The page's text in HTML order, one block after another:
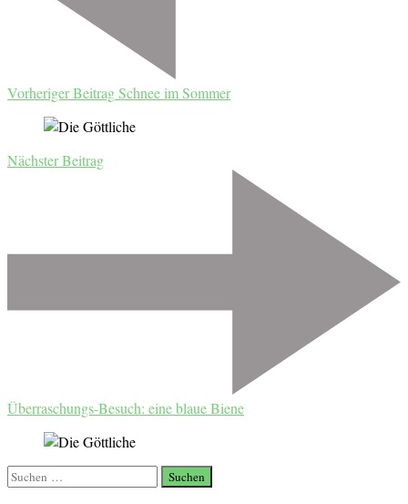
Vorheriger BeitragSchnee im Sommer
Nächster Beitrag
Überraschungs-Besuch: eine blaue Biene
Suchen
nach: